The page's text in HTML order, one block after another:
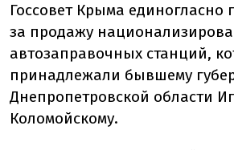
Госсовет Крыма единогласно
за продажу
автозаправочных станций,
принадлежали бывшему
Днепропетровской области
Коломойскому.